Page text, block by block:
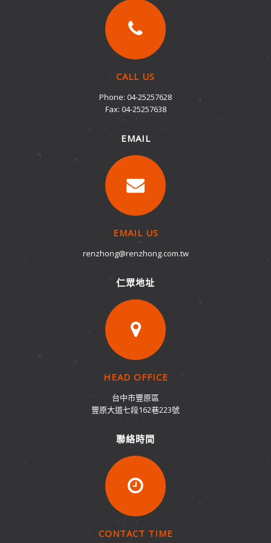
CALL US
Phone: 04-25257628
Fax: 04-25257638
EMAIL
EMAIL US
renzhong@renzhong.com.tw
仁眾地址
HEAD OFFICE
台中市豐原區
豐原大道七段162巷223號
聯絡時間
CONTACT TIME